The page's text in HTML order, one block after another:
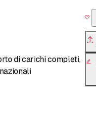
di carichi completi,